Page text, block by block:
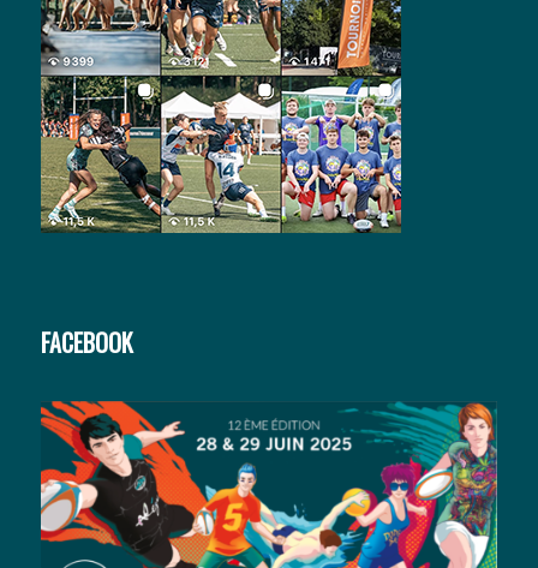
FACEBOOK